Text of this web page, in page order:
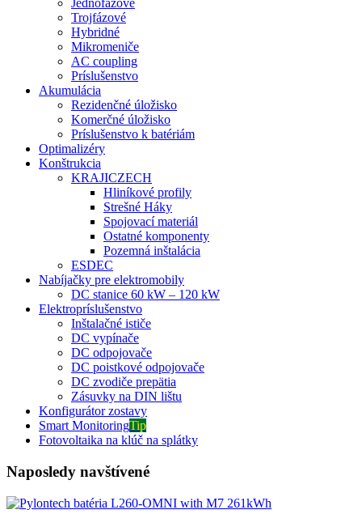
Jednofázové
Trojfázové
Hybridné
Mikromeniče
AC coupling
Príslušenstvo
Akumulácia
Rezidenčné úložisko
Komerčné úložisko
Príslušenstvo k batériám
Optimalizéry
Konštrukcia
KRAJICZECH
Hliníkové profily
Strešné Háky
Spojovací materiál
Ostatné komponenty
Pozemná inštalácia
ESDEC
Nabíjačky pre elektromobily
DC stanice 60 kW – 120 kW
Elektropríslušenstvo
Inštalačné ističe
DC vypínače
DC odpojovače
DC poistkové odpojovače
DC zvodiče prepätia
Zásuvky na DIN lištu
Konfigurátor zostavy
Smart MonitoringTip
Fotovoltaika na klúč na splátky
Naposledy navštívené